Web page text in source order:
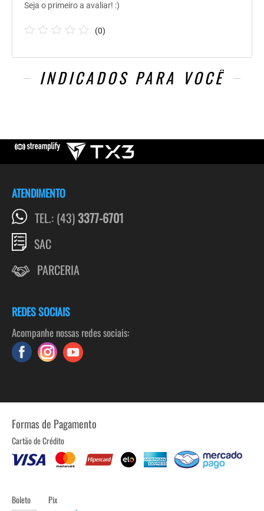
Seja o primeiro a avaliar! :)
(0)
INDICADOS PARA VOCÊ
ATENDIMENTO
TEL.: (43)3377-6701
SAC
PARCERIA
REDES SOCIAIS
Acompanhe nossas redes sociais:
Formas de Pagamento
Cartão de Crédito
Boleto Pix